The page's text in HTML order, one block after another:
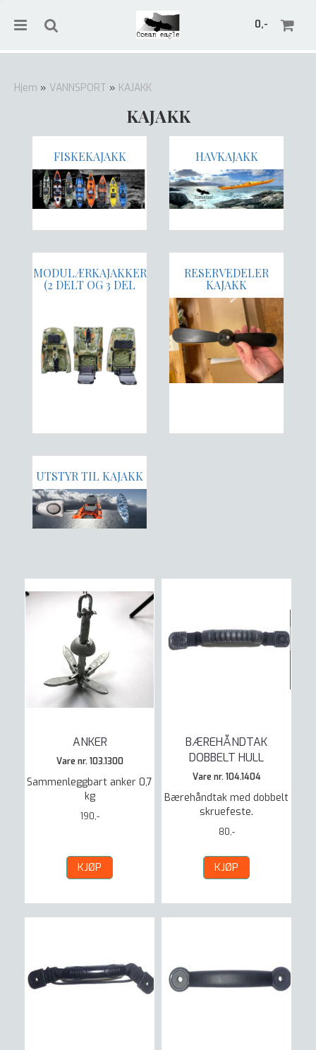
0,-
Hjem » VANNSPORT » KAJAKK
KAJAKK
FISKEKAJAKK HAVKAJAKK
MODULÆRKAJAKKER
(2 DELT OG 3 DEL
RESERVEDELER
KAJAKK
UTSTYR TIL KAJAKK
ANKER
Vare nr. 103.1300
Sammenleggbart anker 0,7
kg
190,-
KJØP
BÆREHÅNDTAK
DOBBELT HULL
Vare nr. 104.1404
Bærehåndtak med dobbelt
skruefeste.
80,-
KJØP
Trykk ENTER for å søke